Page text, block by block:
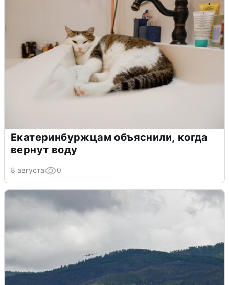
Екатеринбуржцам объяснили, когда
вернут воду
8 августа 0